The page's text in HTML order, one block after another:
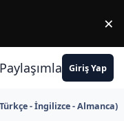
×
Giriş Yap
- İngilizce - Almanca)